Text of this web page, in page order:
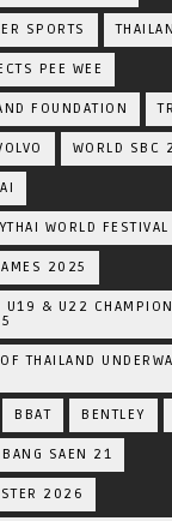
SPORTS
PEE WEE
FOUNDATION
WORLD SBC
WORLD
2025
U19 & U22
THAILAND
BBAT BENTLEY
BANG SAEN 21
2026